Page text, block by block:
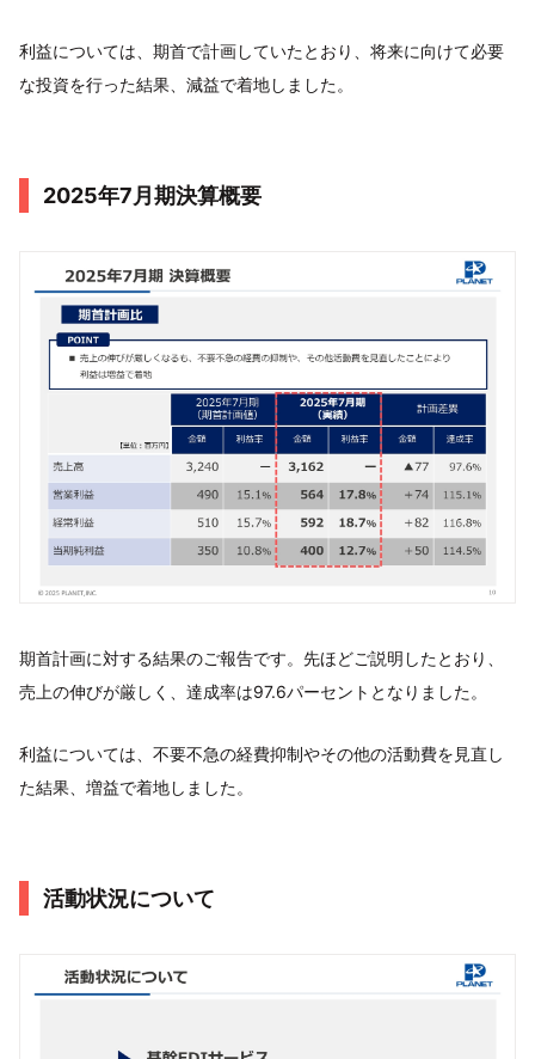
利益については、期首で計画していたとおり、将来に向けて必要
な投資を行った結果、減益で着地しました。
2025年7月期決算概要
期首計画に対する結果のご報告です。先ほどご説明したとおり、
売上の伸びが厳しく、達成率は97.6パーセントとなりました。
利益については、不要不急の経費抑制やその他の活動費を見直し
た結果、増益で着地しました。
活動状況について